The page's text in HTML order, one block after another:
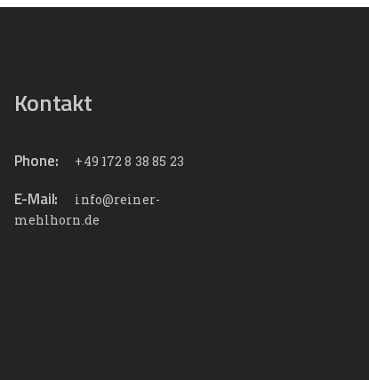
Kontakt
Phone: +49 172 8 38 85 23
E-Mail:
info@reiner-
mehlhorn.de